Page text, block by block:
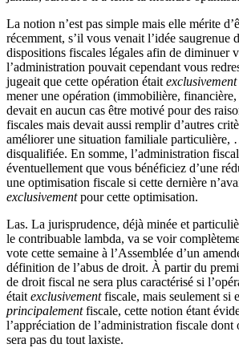
La notion n’est pas simple mais elle mérite
récemment, s’il vous venait l’idée saugrenue
dispositions fiscales légales afin de diminuer
l’administration pouvait cependant vous
jugeait que cette opération était exclusivement
mener une opération (immobilière, financière,
devait en aucun cas être motivé pour des
fiscales mais devait aussi remplir d’autres
améliorer une situation familiale particulière,
disqualifiée. En somme, l’administration
éventuellement que vous bénéficiez d’une
une optimisation fiscale si cette dernière
exclusivementpour cette optimisation.
Las. La jurisprudence, déjà minée et
le contribuable lambda, va se voir
vote cette semaine à l’Assemblée d’un
définition de l’abus de droit. À partir du
de droit fiscal ne sera plus caractérisé si
était exclusivementfiscale, mais seulement si
principalementfiscale, cette notion étant
l’appréciation de l’administration fiscale dont
sera pas du tout laxiste.